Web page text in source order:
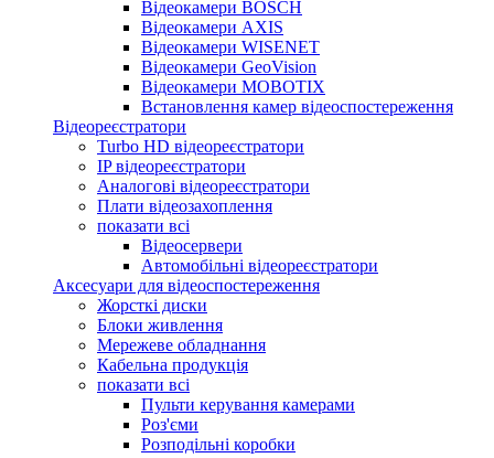
Відеокамери BOSCH
Відеокамери AXIS
Відеокамери WISENET
Відеокамери GeoVision
Відеокамери MOBOTIX
Встановлення камер відеоспостереження
Відеореєстратори
Turbo HD відеореєстратори
IP відеореєстратори
Аналогові відеореєстратори
Плати відеозахоплення
показати всі
Відеосервери
Автомобільні відеореєстратори
Аксесуари для відеоспостереження
Жорсткі диски
Блоки живлення
Мережеве обладнання
Кабельна продукція
показати всі
Пульти керування камерами
Роз'єми
Розподільні коробки